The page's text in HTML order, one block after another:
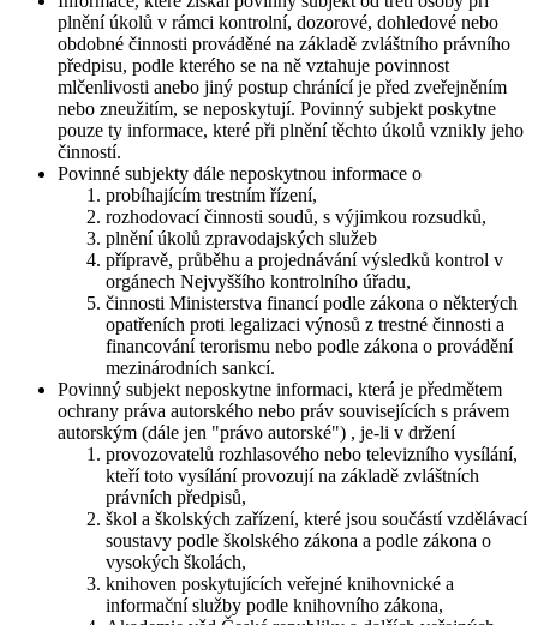
plnění úkolů v rámci kontrolní, dozorové, dohledové nebo
obdobné činnosti prováděné na základě zvláštního právního
předpisu, podle kterého se na ně vztahuje povinnost
mlčenlivosti anebo jiný postup chránící je před zveřejněním
nebo zneužitím, se neposkytují. Povinný subjekt poskytne
pouze ty informace, které při plnění těchto úkolů vznikly jeho
činností.
Povinné subjekty dále neposkytnou informace o
probíhajícím trestním řízení,
rozhodovací činnosti soudů, s výjimkou rozsudků,
plnění úkolů zpravodajských služeb
přípravě, průběhu a projednávání výsledků kontrol v
orgánech Nejvyššího kontrolního úřadu,
činnosti Ministerstva financí podle zákona o některých
opatřeních proti legalizaci výnosů z trestné činnosti a
financování terorismu nebo podle zákona o provádění
mezinárodních sankcí.
Povinný subjekt neposkytne informaci, která je předmětem
ochrany práva autorského nebo práv souvisejících s právem
autorským (dále jen "právo autorské") , je-li v držení
provozovatelů rozhlasového nebo televizního vysílání,
kteří toto vysílání provozují na základě zvláštních
právních předpisů,
škol a školských zařízení, které jsou součástí vzdělávací
soustavy podle školského zákona a podle zákona o
vysokých školách,
knihoven poskytujících veřejné knihovnické a
informační služby podle knihovního zákona,